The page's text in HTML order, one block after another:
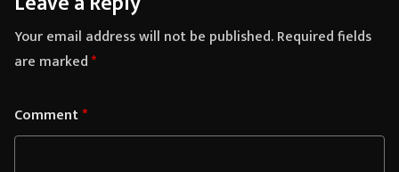
Your email address will not be published.Required fields
are marked*
Comment*